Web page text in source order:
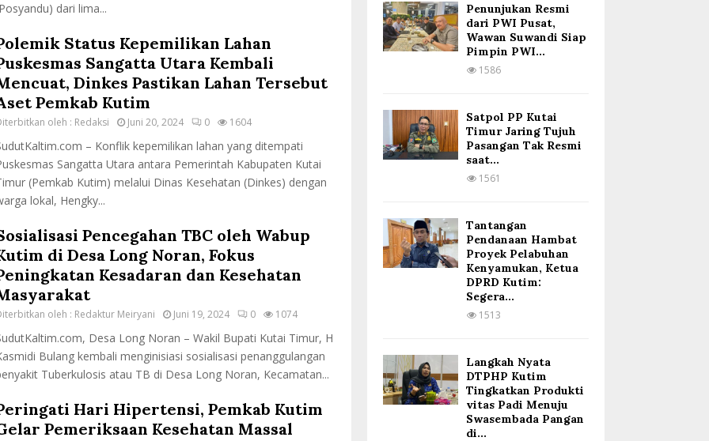
dari lima...
Status Kepemilikan Lahan
Sangatta Utara Kembali
Dinkes Pastikan Lahan Tersebut
Pemkab Kutim
oleh : Redaksi Juni 20, 2024 0 1604
– Konflik kepemilikan lahan yang ditempati
Sangatta Utara antara Pemerintah Kabupaten Kutai
(Pemkab Kutim) melalui Dinas Kesehatan (Dinkes) dengan
lokal, Hengky...
Pencegahan TBC oleh Wabup
di Desa Long Noran, Fokus
Kesadaran dan Kesehatan
oleh : Redaktur Meiryani Juni 19, 2024 0 1074
Desa Long Noran – Wakil Bupati Kutai Timur, H
Bulang kembali menginisiasi sosialisasi penanggulangan
Tuberkulosis atau TB di Desa Long Noran, Kecamatan...
Hari Hipertensi, Pemkab Kutim
Pemeriksaan Kesehatan Massal
Penunjukan Resmi
dari PWI Pusat,
Wawan Suwandi Siap
Pimpin PWI...
1586
Satpol PP Kutai
Timur Jaring Tujuh
Pasangan Tak Resmi
saat...
1561
Tantangan
Pendanaan Hambat
Proyek Pelabuhan
Kenyamukan, Ketua
DPRD Kutim:
Segera...
1513
Langkah Nyata
DTPHP Kutim
Tingkatkan Produkti
vitas Padi Menuju
Swasembada Pangan
di...